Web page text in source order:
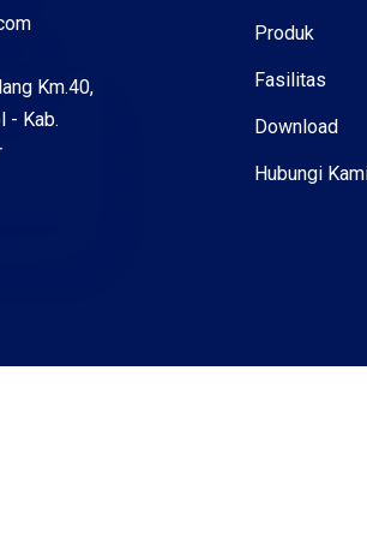
Km.40,
- Kab.
Produk
Fasilitas
Download
Hubungi